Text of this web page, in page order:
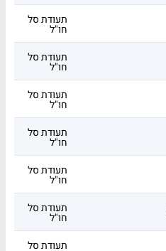
תעודת סל
חו"ל
תעודת סל
חו"ל
תעודת סל
חו"ל
תעודת סל
חו"ל
תעודת סל
חו"ל
תעודת סל
חו"ל
תעודת סל